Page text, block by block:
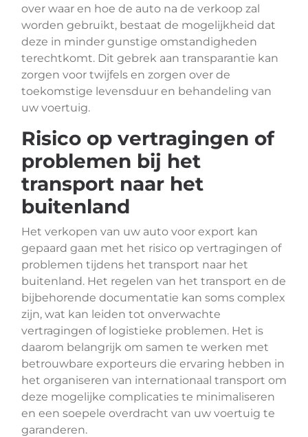
over waar en hoe de auto na de verkoop zal
worden gebruikt, bestaat de mogelijkheid dat
deze in minder gunstige omstandigheden
terechtkomt. Dit gebrek aan transparantie kan
zorgen voor twijfels en zorgen over de
toekomstige levensduur en behandeling van
uw voertuig.
Risico op vertragingen of
problemen bij het
transport naar het
buitenland
Het verkopen van uw auto voor export kan
gepaard gaan met het risico op vertragingen of
problemen tijdens het transport naar het
buitenland. Het regelen van het transport en de
bijbehorende documentatie kan soms complex
zijn, wat kan leiden tot onverwachte
vertragingen of logistieke problemen. Het is
daarom belangrijk om samen te werken met
betrouwbare exporteurs die ervaring hebben in
het organiseren van internationaal transport om
deze mogelijke complicaties te minimaliseren
en een soepele overdracht van uw voertuig te
garanderen.